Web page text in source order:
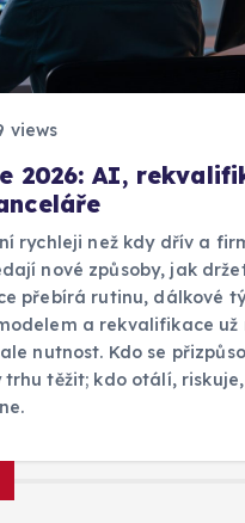
views
2026: AI,
rychleji než kdy dřív a
nové způsoby, jak
přebírá rutinu, dálkové
a rekvalifikace už
nutnost. Kdo se
trhu těžit; kdo otálí,